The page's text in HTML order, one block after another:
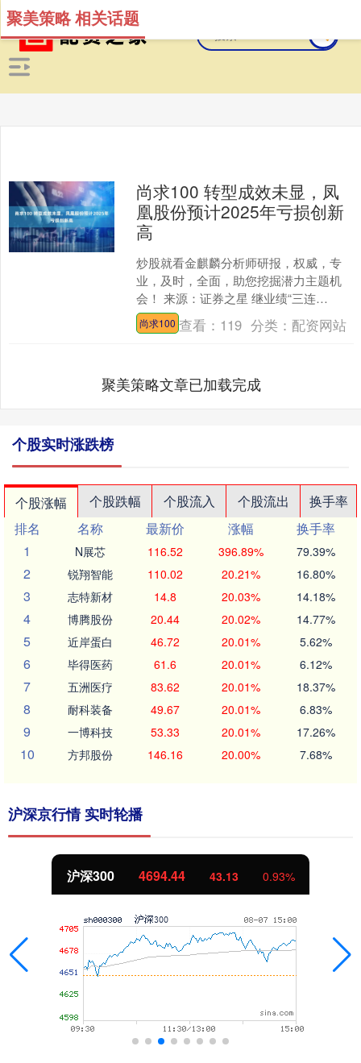
聚美策略 相关话题
尚求100 转型成效未显，凤
凰股份预计2025年亏损创新
高
炒股就看金麒麟分析师研报，权威，专
业，及时，全面，助您挖掘潜力主题机
会！ 来源：证券之星 继业绩“三连
亏”后，凤凰股份（600716.SH）2025年
业绩再度迎....
尚求100 查看： 119 分类： 配资网站
聚美策略文章已加载完成
个股实时涨跌榜
个股涨幅 个股跌幅 个股流入 个股流出
换手率
排名
名称 最新价 涨幅
换手率
1
N展芯 116.52 396.89% 79.39%
2 锐翔智能 110.02 20.21% 16.80%
3 志特新材 14.8 20.03% 14.18%
4 博腾股份 20.44 20.02% 14.77%
5 近岸蛋白 46.72 20.01% 5.62%
6 毕得医药 61.6 20.01% 6.12%
7 五洲医疗 83.62 20.01% 18.37%
8 耐科装备 49.67 20.01% 6.83%
9 一博科技 53.33 20.01% 17.26%
10 方邦股份 146.16 20.00% 7.68%
沪深京行情 实时轮播
沪深300 4694.44 43.13 0.93%